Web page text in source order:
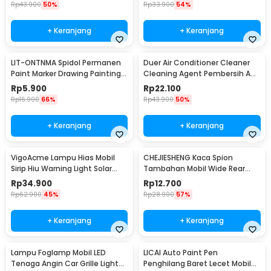
Rp43.900 50%
+ Keranjang
Rp33.900 54%
+ Keranjang
LIT-ONTNMA Spidol Permanen
Paint Marker Drawing Painting
Oil Base - MP-01
Rp5.900
Rp16.900 66%
+ Keranjang
Duer Air Conditioner Cleaner
Cleaning Agent Pembersih AC
Rumah 500ml - QUY1640
Rp22.100
Rp43.900 50%
+ Keranjang
VigoAcme Lampu Hias Mobil
Sirip Hiu Warning Light Solar
Energy 8 LED - FZWJSD
Rp34.900
Rp62.900 45%
+ Keranjang
CHEJIESHENG Kaca Spion
Tambahan Mobil Wide Rear
View Anti Blind Spot - SY-080
Rp12.700
Rp28.900 57%
+ Keranjang
Lampu Foglamp Mobil LED
Tenaga Angin Car Grille Light
LICAI Auto Paint Pen
Penghilang Baret Lecet Mobil